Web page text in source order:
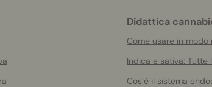
Didattica
Come usare in modo
Indica e sativa: Tutte
Cos’è il sistema